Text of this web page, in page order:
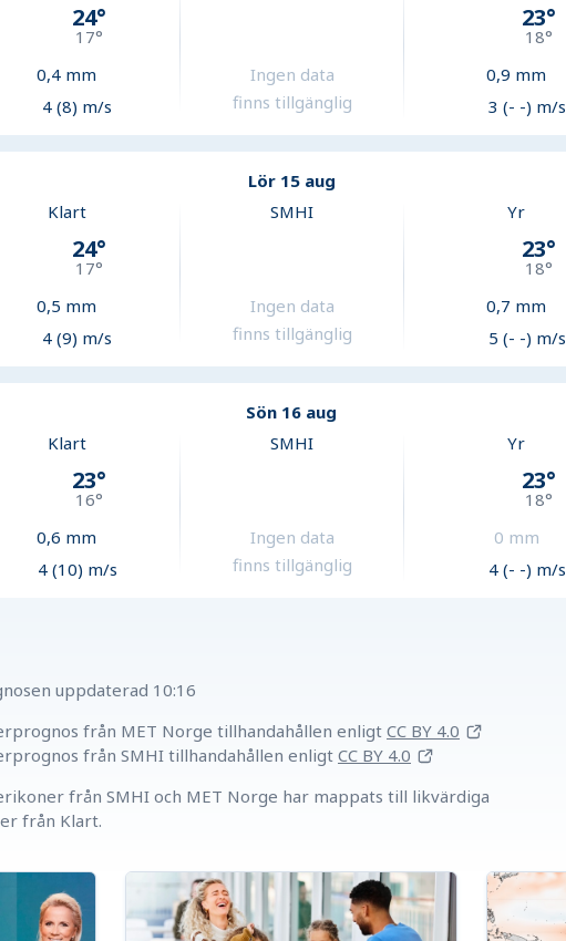
24°
17°
0,4 mm
4 (8) m/s
Ingen data
finns tillgänglig
23°
18°
0,9 mm
3 (- -) m/s
Lör 15 aug
Klart
24°
17°
0,5 mm
4 (9) m/s
SMHI
Ingen data
finns tillgänglig
Yr
23°
18°
0,7 mm
5 (- -) m/s
Sön 16 aug
Klart
23°
16°
0,6 mm
4 (10) m/s
SMHI
Ingen data
finns tillgänglig
Yr
23°
18°
0 mm
4 (- -) m/s
uppdaterad 10:16
från MET Norge tillhandahållen enligt CC BY 4.0
från SMHI tillhandahållen enligt CC BY 4.0
från SMHI och MET Norge har mappats till likvärdiga
från Klart.